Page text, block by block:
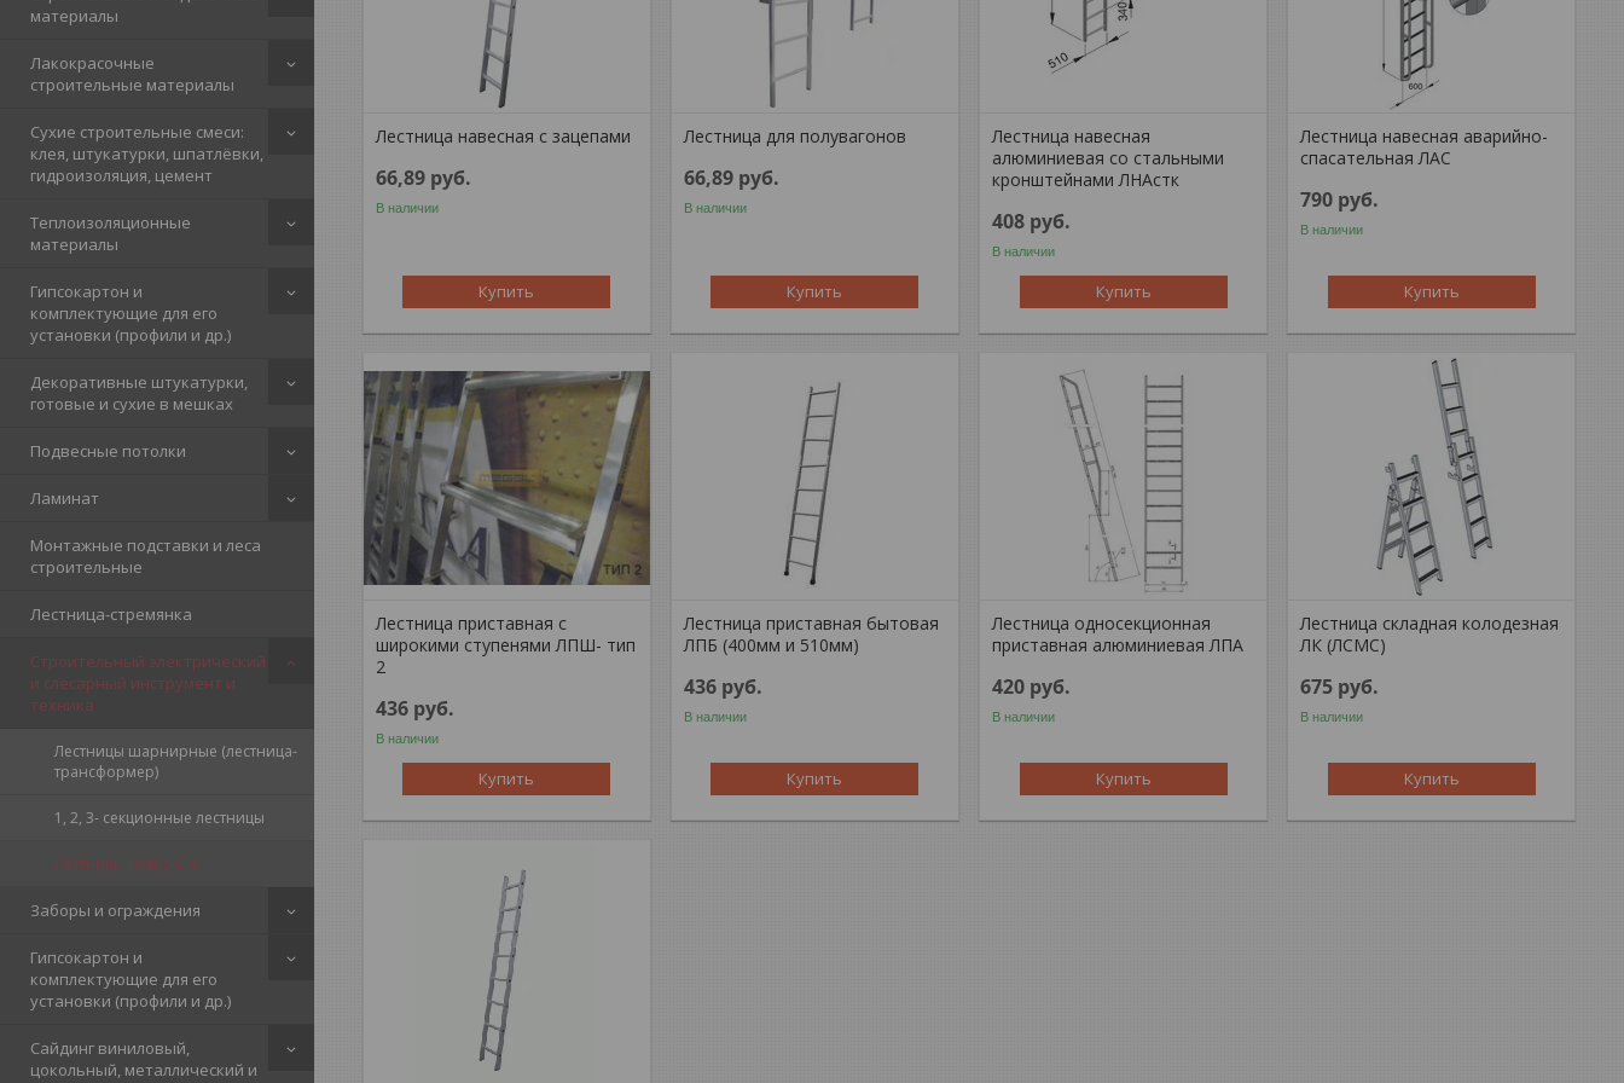
материалы
Лакокрасочные
строительные материалы
Сухие строительные смеси:
клея, штукатурки, шпатлёвки,
гидроизоляция, цемент
Теплоизоляционные
материалы
Гипсокартон и
комплектующие для его
установки (профили и др.)
Декоративные штукатурки,
готовые и сухие в мешках
Подвесные потолки
Ламинат
Монтажные подставки и леса
строительные
Лестница-стремянка
Строительный электрический
и слесарный инструмент и
техника
Лестницы шарнирные (лестница-
трансформер)
1, 2, 3- секционные лестницы
Лестницы навесные
Заборы и ограждения
Гипсокартон и
комплектующие для его
установки (профили и др.)
Сайдинг виниловый,
цокольный, металлический и
Лестница навесная с зацепами
66,89 руб.
В наличии
Купить
Лестница для полувагонов
66,89 руб.
В наличии
Купить
Лестница навесная
алюминиевая со стальными
кронштейнами ЛНАстк
408 руб.
В наличии
Купить
Лестница навесная аварийно-
спасательная ЛАС
790 руб.
В наличии
Купить
Лестница приставная с
широкими ступенями ЛПШ- тип
2
436 руб.
В наличии
Купить
Лестница приставная бытовая
ЛПБ (400мм и 510мм)
436 руб.
В наличии
Купить
Лестница односекционная
приставная алюминиевая ЛПА
420 руб.
В наличии
Купить
Лестница складная колодезная
ЛК (ЛСМС)
675 руб.
В наличии
Купить